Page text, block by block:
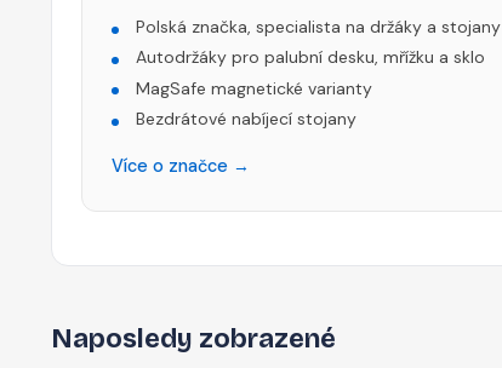
Polská značka, specialista na držáky a stojany
Autodržáky pro palubní desku, mřížku a sklo
MagSafe magnetické varianty
Bezdrátové nabíjecí stojany
Více o značce →
Naposledy zobrazené